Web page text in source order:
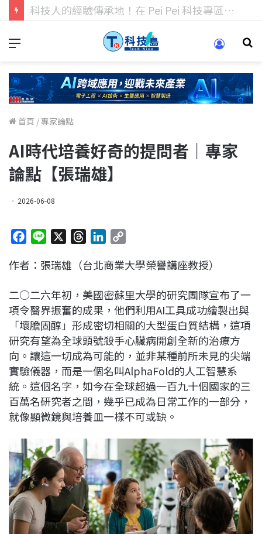
科技人找工作，就到TECH+ 科技專區!
首頁 /專家論點
AI時代培養好奇的提問者｜專家
論點【張瑞雄】
2026-06-08
c
b
o
o
k
n
r
a
d
s
n
e
d
I
n
p
L
i
n
k
作者：張瑞雄（台北商業大學榮譽講座教授）
二○二六年初，美國密蘇里大學的研究團隊宣布了一
項令醫界振奮的成果，他們利用AI工具成功繪製出與
「壞膽固醇」形成密切相關的大型蛋白質結構，這項
研究有望為全球頭號殺手心臟病開創全新的治療方
向。讓這一切成為可能的，並非某種前所未見的尖端
實驗儀器，而是一個名叫AlphaFold的人工智慧系
統。這個名字，如今在全球超過一百九十個國家的三
百萬名研究者之間，幾乎已成為日常工作的一部分，
就像顯微鏡與培養皿一樣不可或缺。